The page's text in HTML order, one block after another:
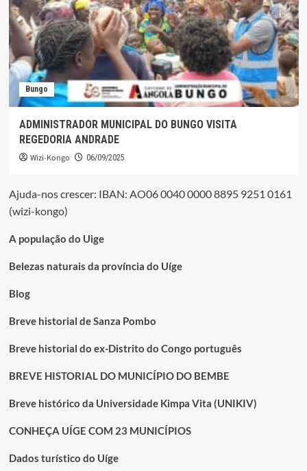
Bungo
ADMINISTRADOR MUNICIPAL DO BUNGO VISITA
REGEDORIA ANDRADE
Wizi-Kongo 06/09/2025
Ajuda-nos crescer: IBAN: AO06 0040 0000 8895 9251 0161
(wizi-kongo)
A população do Uige
Belezas naturais da província do Uíge
Blog
Breve historial de Sanza Pombo
Breve historial do ex-Distrito do Congo português
BREVE HISTORIAL DO MUNICÍPIO DO BEMBE
Breve histórico da Universidade Kimpa Vita (UNIKIV)
CONHEÇA UÍGE COM 23 MUNICÍPIOS
Dados turístico do Uíge